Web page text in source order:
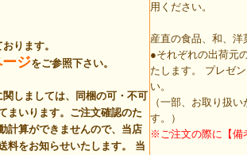
ります。
ジをご参照下さい。
しましては、同梱の可・不可
まいります。ご注文確認のた
計算ができませんので、当店
料をお知らせいたします。 当
用ください。
産直の食品、和、
●それぞれの出荷元
たします。 プレゼ
い。
（一部、お取り扱
す。）
※ご注文の際に【備